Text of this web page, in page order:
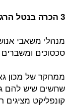
3 הכרה בנטל הרגשי ומתן גיבוי מלא:
מנהלי משאבי
סכסוכים
ממחקר של מכון
שחשים שיש להם
קונפליקט מציגים